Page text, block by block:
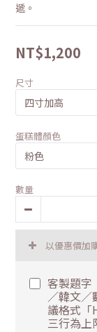
遞。
NT$1,200
尺寸
蛋糕體顏色
數量
以優惠價加
客製題字
／韓文／
議格式
三行為上